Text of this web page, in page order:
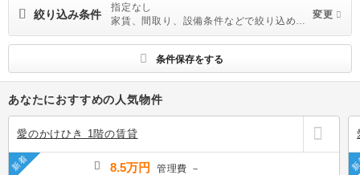
絞り込み条件
指定なし
家賃、間取り、設備条件などで絞り込めま
す
変更
条件保存をする
あなたにおすすめの人気物件
愛のかけひき 1階の賃貸
新着 8.5万円 管理費 －